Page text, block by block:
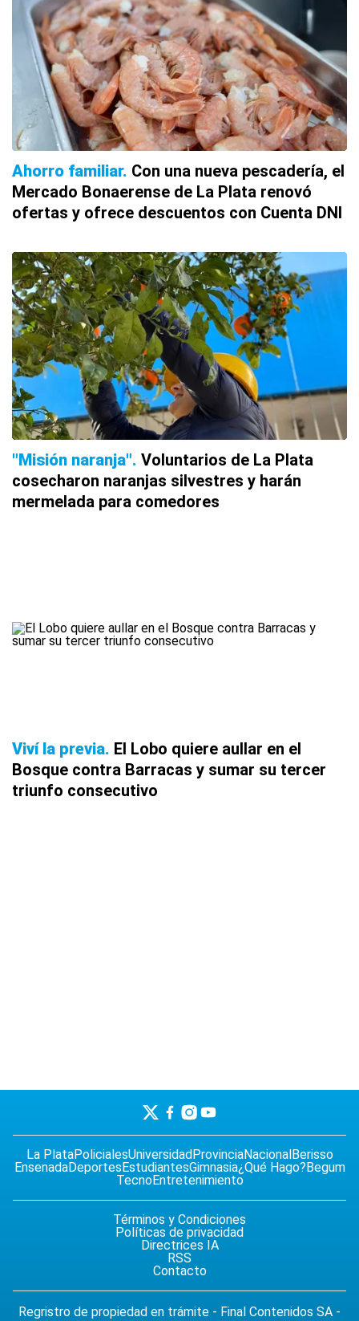
Ahorro familiar Con una nueva pescadería, el
Mercado Bonaerense de La Plata renovó
ofertas y ofrece descuentos con Cuenta DNI
"Misión naranja" Voluntarios de La Plata
cosecharon naranjas silvestres y harán
mermelada para comedores
Viví la previa El Lobo quiere aullar en el
Bosque contra Barracas y sumar su tercer
triunfo consecutivo
La PlataPolicialesUniversidadProvinciaNacionalBerisso
EnsenadaDeportesEstudiantesGimnasia¿Qué Hago?Begum
TecnoEntretenimiento
Términos y Condiciones
Políticas de privacidad
Directrices IA
RSS
Contacto
Regristro de propiedad en trámite - Final Contenidos SA -